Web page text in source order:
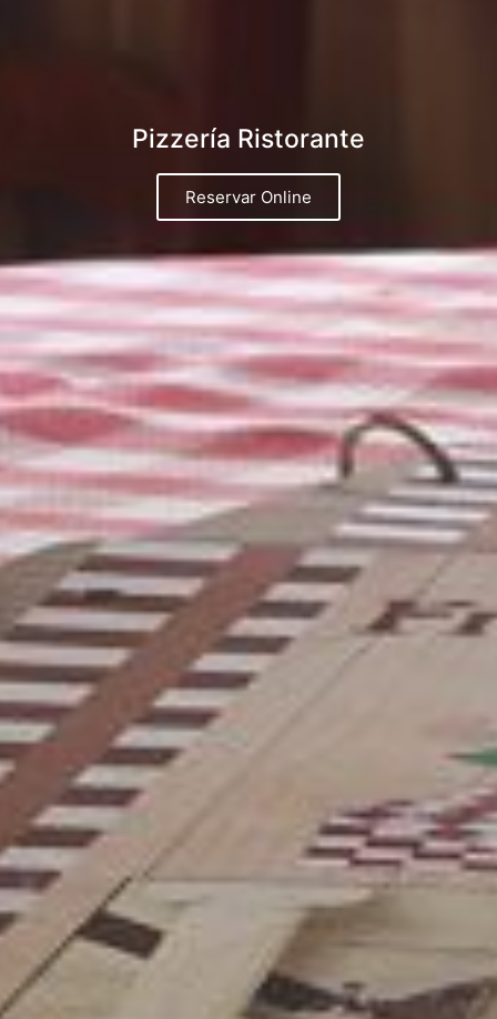
Pizzería Ristorante
Reservar Online